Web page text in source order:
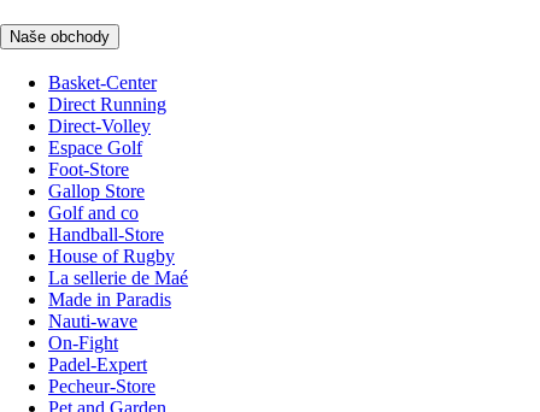
Naše obchody
Basket-Center
Direct Running
Direct-Volley
Espace Golf
Foot-Store
Gallop Store
Golf and co
Handball-Store
House of Rugby
La sellerie de Maé
Made in Paradis
Nauti-wave
On-Fight
Padel-Expert
Pecheur-Store